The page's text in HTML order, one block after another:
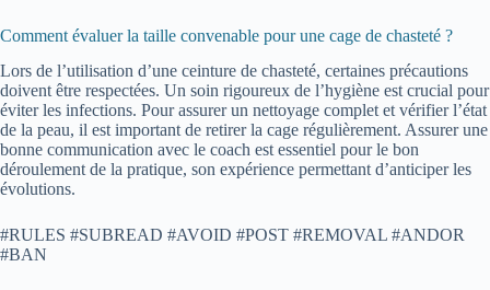
Comment évaluer la taille convenable pour une cage de chasteté ?
Lors de l’utilisation d’une ceinture de chasteté, certaines précautions
doivent être respectées. Un soin rigoureux de l’hygiène est crucial pour
éviter les infections. Pour assurer un nettoyage complet et vérifier l’état
de la peau, il est important de retirer la cage régulièrement. Assurer une
bonne communication avec le coach est essentiel pour le bon
déroulement de la pratique, son expérience permettant d’anticiper les
évolutions.
#RULES #SUBREAD #AVOID #POST #REMOVAL #ANDOR
#BAN